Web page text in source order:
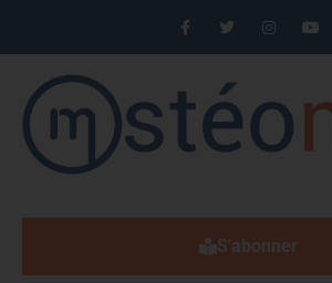
S'abonner